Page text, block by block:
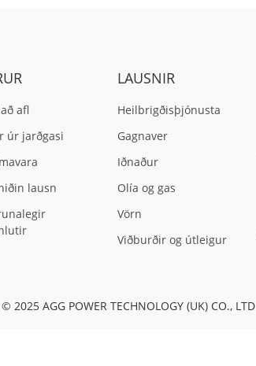
afl
úr jarðgasi
lausn
LAUSNIR
Heilbrigðisþjónusta
Gagnaver
Iðnaður
Olía og gas
Vörn
Viðburðir og útleigur
2025 AGG POWER TECHNOLOGY (UK) CO., LTD